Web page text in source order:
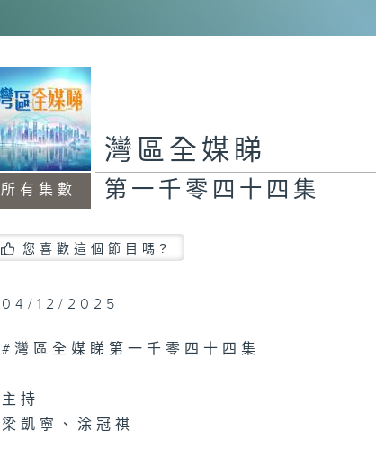
集
所有集數
灣區全媒睇
第一千零四十四集
您喜歡這個節目嗎?
04/12/2025
#灣區全媒睇第一千零四十四集
主持
梁凱寧、涂冠祺